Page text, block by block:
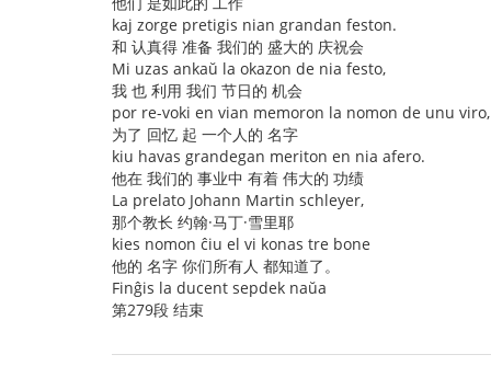
kaj zorge pretigis nian grandan feston.
和 认真得 准备 我们的 盛大的 庆祝会
Mi uzas ankaŭ la okazon de nia festo,
我 也 利用 我们 节日的 机会
por re-voki en vian memoron la nomon de unu viro,
为了 回忆 起 一个人的 名字
kiu havas grandegan meriton en nia afero.
他在 我们的 事业中 有着 伟大的 功绩
La prelato Johann Martin schleyer,
那个教长 约翰·马丁·雪里耶
kies nomon ĉiu el vi konas tre bone
他的 名字 你们所有人 都知道了。
Finĝis la ducent sepdek naŭa
第279段 结束